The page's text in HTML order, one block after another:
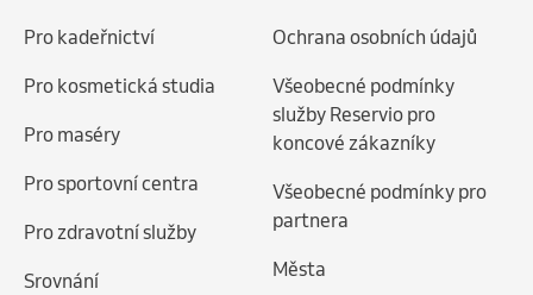
Pro kadeřnictví
Pro kosmetická studia
Pro maséry
Pro sportovní centra
Pro zdravotní služby
Srovnání
Ochrana osobních údajů
Všeobecné podmínky
služby Reservio pro
koncové zákazníky
Všeobecné podmínky pro
partnera
Města